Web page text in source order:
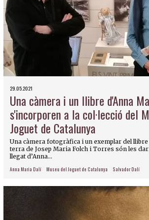
29.05.2021
Una càmera i un llibre d'Anna
s'incorporen a la col·lecció del
Joguet de Catalunya
Una càmera fotogràfica i un exemplar del
terra de Josep Maria Folch i Torres són les
llegat d’Anna...
Anna Maria Dalí Museu del Joguet de Catalunya Salvador Dalí